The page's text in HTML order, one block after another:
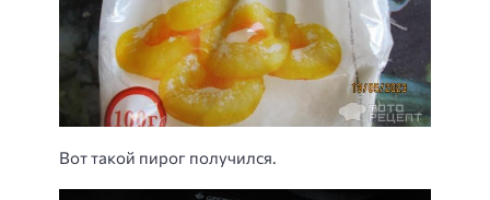
Вот такой пирог получился.